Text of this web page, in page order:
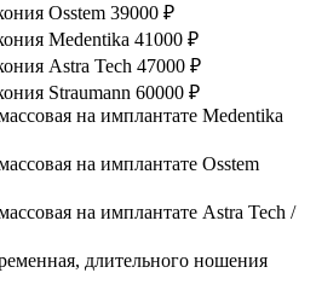
Osstem 39000 ₽
Medentika 41000 ₽
Astra Tech 47000 ₽
Straumann 60000 ₽
на имплантате Medentika
на имплантате Osstem
на имплантате Astra Tech /
длительного ношения